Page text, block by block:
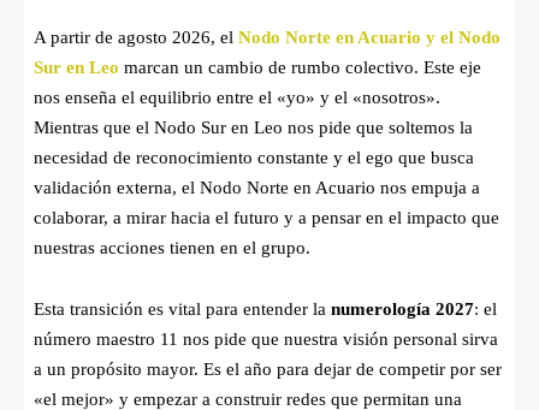
A partir de agosto 2026, el Nodo Norte en Acuario y el Nodo
Sur en Leo marcan un cambio de rumbo colectivo. Este eje
nos enseña el equilibrio entre el «yo» y el «nosotros».
Mientras que el Nodo Sur en Leo nos pide que soltemos la
necesidad de reconocimiento constante y el ego que busca
validación externa, el Nodo Norte en Acuario nos empuja a
colaborar, a mirar hacia el futuro y a pensar en el impacto que
nuestras acciones tienen en el grupo.
Esta transición es vital para entender la numerología 2027: el
número maestro 11 nos pide que nuestra visión personal sirva
a un propósito mayor. Es el año para dejar de competir por ser
«el mejor» y empezar a construir redes que permitan una